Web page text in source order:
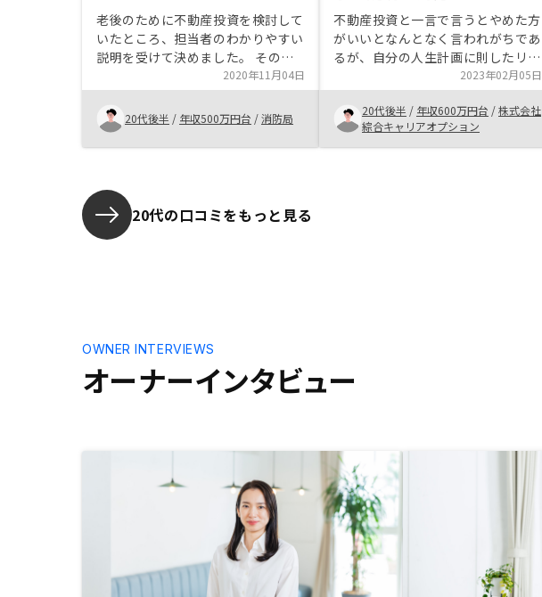
老後のために不動産投資を検討して
いたところ、担当者のわかりやすい
説明を受けて決めました。 その後
の対応もよく、安心しています。
2020年11月04日
20代後半 / 年収500万円台 /消防局
不動産投資と一言で言うとやめた方
がいいとなんとなく言われがちであ
るが、自分の人生計画に則したリス
クを全て説明した上での契約だった
ので、自分のやる理由が明確になっ
た。また担当の方の真摯な対応を見
て信頼できると思えたのも大きな要
因。
2023年02月05日
20代後半 / 年収600万円台 /株式会社
綜合キャリアオプション
20代の口コミをもっと見る
オーナーインタビュー
OWNER INTERVIEWS